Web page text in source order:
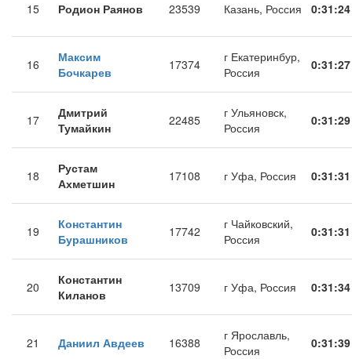
15 Родион Раянов 23539 Казань, Россия 0:31:24
16
Максим
Бочкарев
17374
г Екатеринбур,
Россия
0:31:27
17
Дмитрий
Тумайкин
22485
г Ульяновск,
Россия
0:31:29
18
Рустам
Ахметшин
17108 г Уфа, Россия 0:31:31
19
Константин
Бурашников
17742
г Чайковский,
Россия
0:31:31
20
Константин
Киланов
13709 г Уфа, Россия 0:31:34
21 Даниил Авдеев 16388
г Ярославль,
Россия
0:31:39